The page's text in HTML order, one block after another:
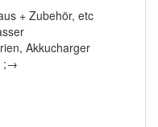
+ Zubehör, etc
Akkucharger
;→